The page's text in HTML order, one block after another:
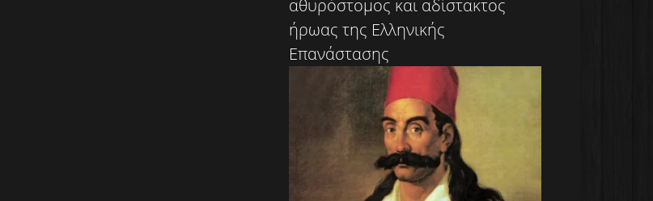
αθυρόστομος και αδίστακτος
ήρωας της Ελληνικής
Επανάστασης